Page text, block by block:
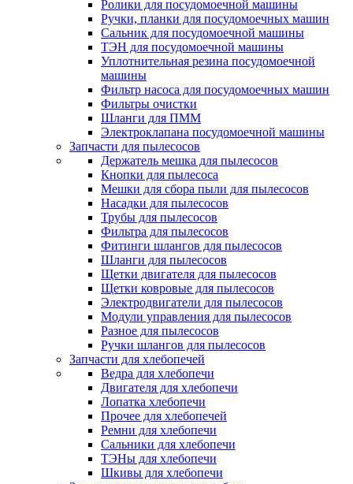
Ролики для посудомоечной машины
Ручки, планки для посудомоечных машин
Сальник для посудомоечной машины
ТЭН для посудомоечной машины
Уплотнительная резина посудомоечной
машины
Фильтр насоса для посудомоечных машин
Фильтры очистки
Шланги для ПММ
Электроклапана посудомоечной машины
Запчасти для пылесосов
Держатель мешка для пылесосов
Кнопки для пылесоса
Мешки для сбора пыли для пылесосов
Насадки для пылесосов
Трубы для пылесосов
Фильтра для пылесосов
Фитинги шлангов для пылесосов
Шланги для пылесосов
Щетки двигателя для пылесосов
Щетки ковровые для пылесосов
Электродвигатели для пылесосов
Модули управления для пылесосов
Разное для пылесосов
Ручки шлангов для пылесосов
Запчасти для хлебопечей
Ведра для хлебопечи
Двигателя для хлебопечи
Лопатка хлебопечи
Прочее для хлебопечей
Ремни для хлебопечи
Сальники для хлебопечи
ТЭНы для хлебопечи
Шкивы для хлебопечи